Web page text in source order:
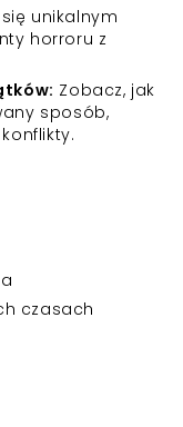
unikalnym
horroru z
Zobacz, jak
sposób,
czasach